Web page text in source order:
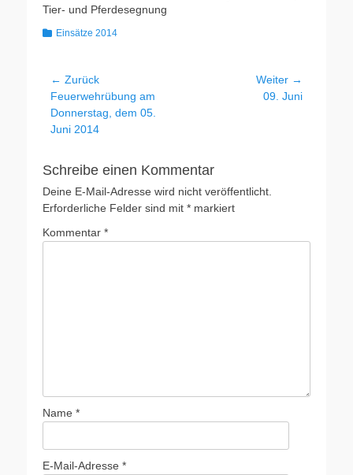
Tier- und Pferdesegnung
Kategorien
Einsätze 2014
Beitragsnavigation
← Zurück
Vorheriger
Beitrag:
Feuerwehrübung am
Donnerstag, dem 05.
Juni 2014
Weiter →
09. Juni
Schreibe einen Kommentar
Deine E-Mail-Adresse wird nicht veröffentlicht.
Erforderliche Felder sind mit * markiert
Kommentar *
Name *
E-Mail-Adresse *